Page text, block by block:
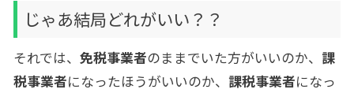
じゃあ結局どれがいい？？
それでは、 免税事業者のままでいた方がいいのか、 課
税事業者になったほうがいいのか、 課税事業者になっ